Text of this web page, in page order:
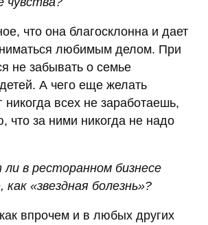
что она благосклонна и дает
любимым делом. При
не забывать о семье
А чего еще желать
никогда всех не заработаешь,
что за ними никогда не надо
в ресторанном бизнесе
«звездная болезнь»?
впрочем и в любых других